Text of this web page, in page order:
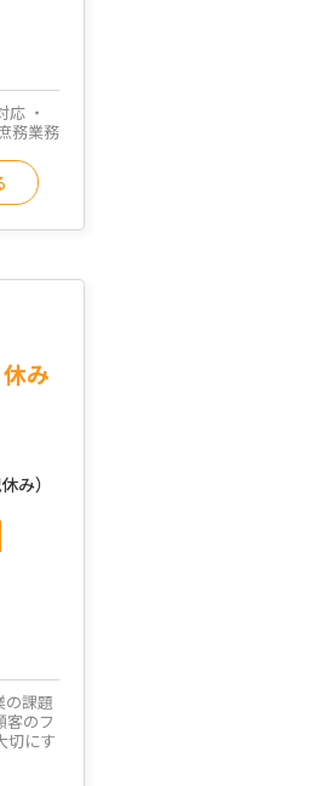
・
務業務
み
み）
の課題
客のフ
切にす